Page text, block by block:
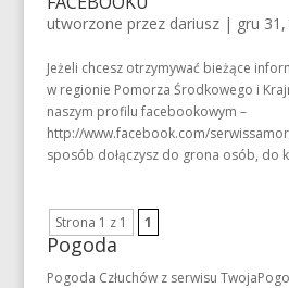
utworzone przez dariusz| gru
Jeżeli chcesz otrzymywać bieżące
w regionie Pomorza Środkowego i
naszym profilu facebookowym –
http://www.facebook.com/
sposób dołączysz do grona osób, do
Strona 1 z 1 1
Pogoda
Pogoda Człuchówz serwisu